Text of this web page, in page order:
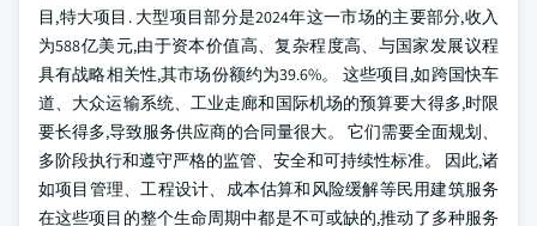
目,特大项目. 大型项目部分是2024年这一市场的主要部分,收入
为588亿美元,由于资本价值高、复杂程度高、与国家发展议程
具有战略相关性,其市场份额约为39.6%。 这些项目,如跨国快车
道、大众运输系统、工业走廊和国际机场的预算要大得多,时限
要长得多,导致服务供应商的合同量很大。 它们需要全面规划、
多阶段执行和遵守严格的监管、安全和可持续性标准。 因此,诸
如项目管理、工程设计、成本估算和风险缓解等民用建筑服务
在这些项目的整个生命周期中都是不可或缺的,推动了多种服务